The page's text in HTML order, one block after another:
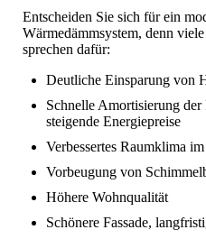
Entscheiden Sie sich für ein
Wärmedämmsystem, denn
sprechen dafür:
Deutliche Einsparung von
Schnelle Amortisierung
steigende Energiepreise
Verbessertes Raumklima
Vorbeugung von
Höhere Wohnqualität
Schönere Fassade,